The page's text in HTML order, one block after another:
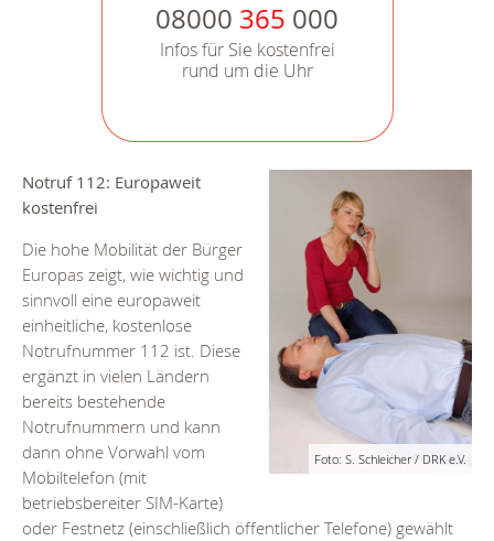
08000 365 000
Infos für Sie kostenfrei
rund um die Uhr
Foto: S. Schleicher / DRK e.V.
Notruf 112: Europaweit
kostenfrei
Die hohe Mobilität der Bürger
Europas zeigt, wie wichtig und
sinnvoll eine europaweit
einheitliche, kostenlose
Notrufnummer 112 ist. Diese
ergänzt in vielen Ländern
bereits bestehende
Notrufnummern und kann
dann ohne Vorwahl vom
Mobiltelefon (mit
betriebsbereiter SIM-Karte)
oder Festnetz (einschließlich öffentlicher Telefone) gewählt